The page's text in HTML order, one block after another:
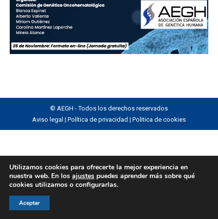
© AEGH - Todos los derechos reservados
Aviso legal | Política de privacidad | Politica de cookies
Utilizamos cookies para ofrecerte la mejor experiencia en
nuestra web. En los ajustes puedes aprender más sobre qué
cookies utilizamos o configurarlas.
Aceptar